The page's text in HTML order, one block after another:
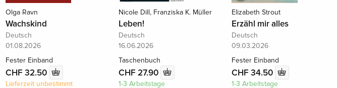
Olga Ravn
Wachskind
Deutsch
01.08.2026
Fester Einband
CHF 32.50
Lieferzeit unbestimmt
Nicole Dill, Franziska K. Müller
Leben!
Deutsch
16.06.2026
Taschenbuch
CHF 27.90
1-3 Arbeitstage
Elizabeth Strout
Erzähl mir alles
Deutsch
09.03.2026
Fester Einband
CHF 34.50
1-3 Arbeitstage